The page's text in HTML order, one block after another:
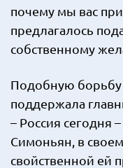
почему мы вас
предлагалось
собственному
Подобную борьбу
поддержала
– Россия сегодня
Симоньян, в
свойственной ей